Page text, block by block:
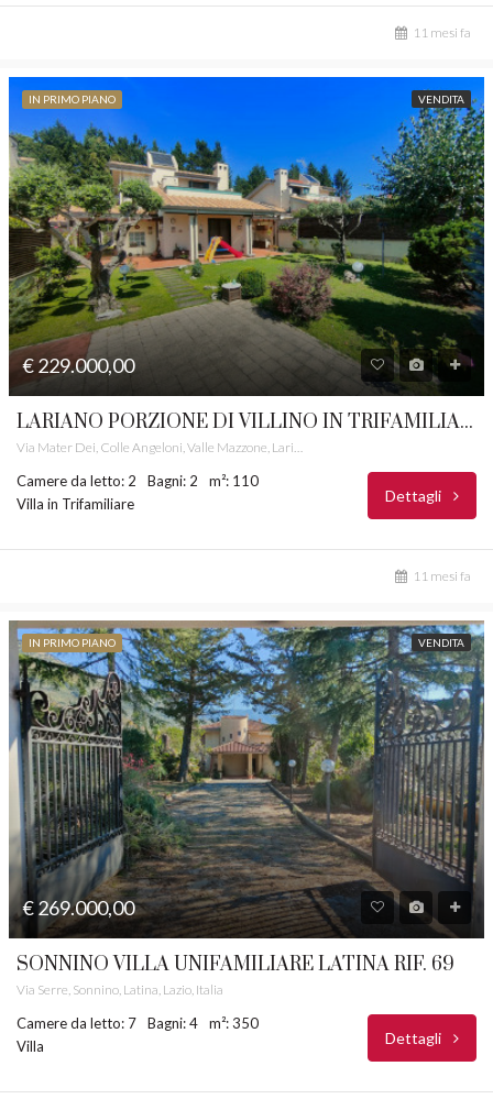
11 mesi fa
IN PRIMO PIANO VENDITA
€ 229.000,00
LARIANO PORZIONE DI VILLINO IN TRIFAMILIARE CASTELLI ROMANI RIF.44
Camere da letto: 2 Bagni: 2
m²: 110
Villa in Trifamiliare
Dettagli
11 mesi fa
IN PRIMO PIANO VENDITA
€ 269.000,00
SONNINO VILLA UNIFAMILIARE LATINA RIF. 69
Via Serre, Sonnino, Latina, Lazio, Italia
Camere da letto: 7 Bagni: 4
m²: 350
Villa
Dettagli